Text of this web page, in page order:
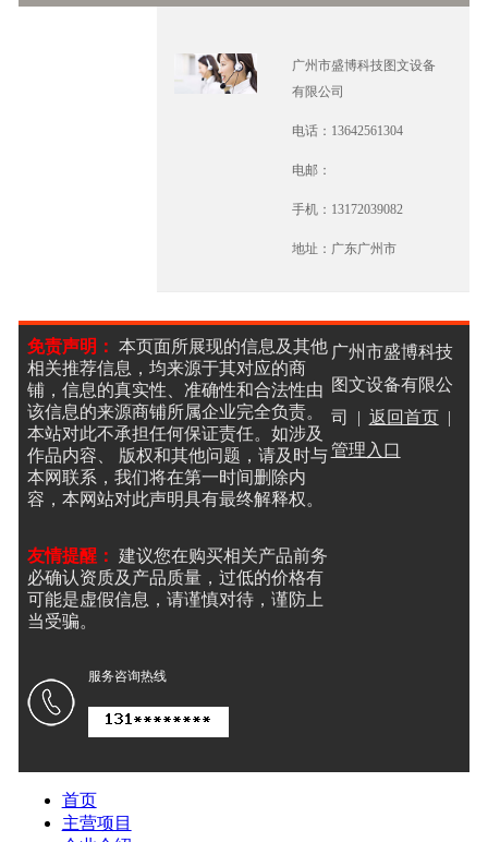
广州市盛博科技图文设备
有限公司
电话：13642561304
电邮：
手机：13172039082
地址：广东广州市
免责声明： 本页面所展现的信息及其他
相关推荐信息，均来源于其对应的商
铺，信息的真实性、准确性和合法性由
该信息的来源商铺所属企业完全负责。
本站对此不承担任何保证责任。如涉及
作品内容、 版权和其他问题，请及时与
本网联系，我们将在第一时间删除内
容，本网站对此声明具有最终解释权。
友情提醒： 建议您在购买相关产品前务
必确认资质及产品质量，过低的价格有
可能是虚假信息，请谨慎对待，谨防上
当受骗。
广州市盛博科技
图文设备有限公
司 | 返回首页|
管理入口
服务咨询热线
首页
主营项目